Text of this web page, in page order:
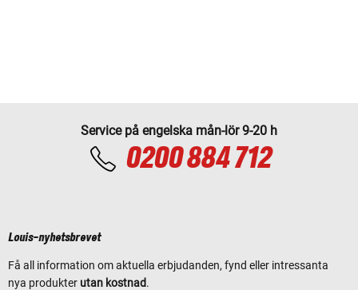
Service på engelska mån-lör 9-20 h
0200 884 712
Louis-nyhetsbrevet
Få all information om aktuella erbjudanden, fynd eller intressanta
nya produkter utan kostnad.